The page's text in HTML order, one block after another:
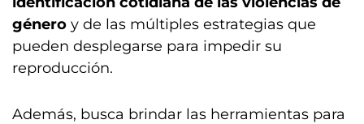
género y de las múltiples estrategias que
pueden desplegarse para impedir su
reproducción.
Además, busca brindar las herramientas para